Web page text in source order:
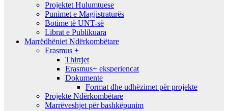
Projektet Hulumtuese
Punimet e Magjistraturës
Botime të UNT-së
Librat e Publikuara
Marrëdhëniet Ndërkombëtare
Erasmus +
Thirrjet
Erasmus+ eksperiencat
Dokumente
Format dhe udhëzimet për projekte
Projekte Ndërkombëtare
Marrëveshjet për bashkëpunim